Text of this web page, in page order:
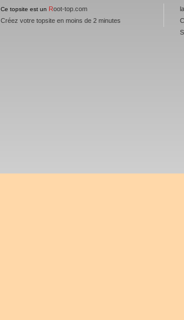
Ce topsite est un Root-top.com
Créez votre topsite en moins de 2 minutes